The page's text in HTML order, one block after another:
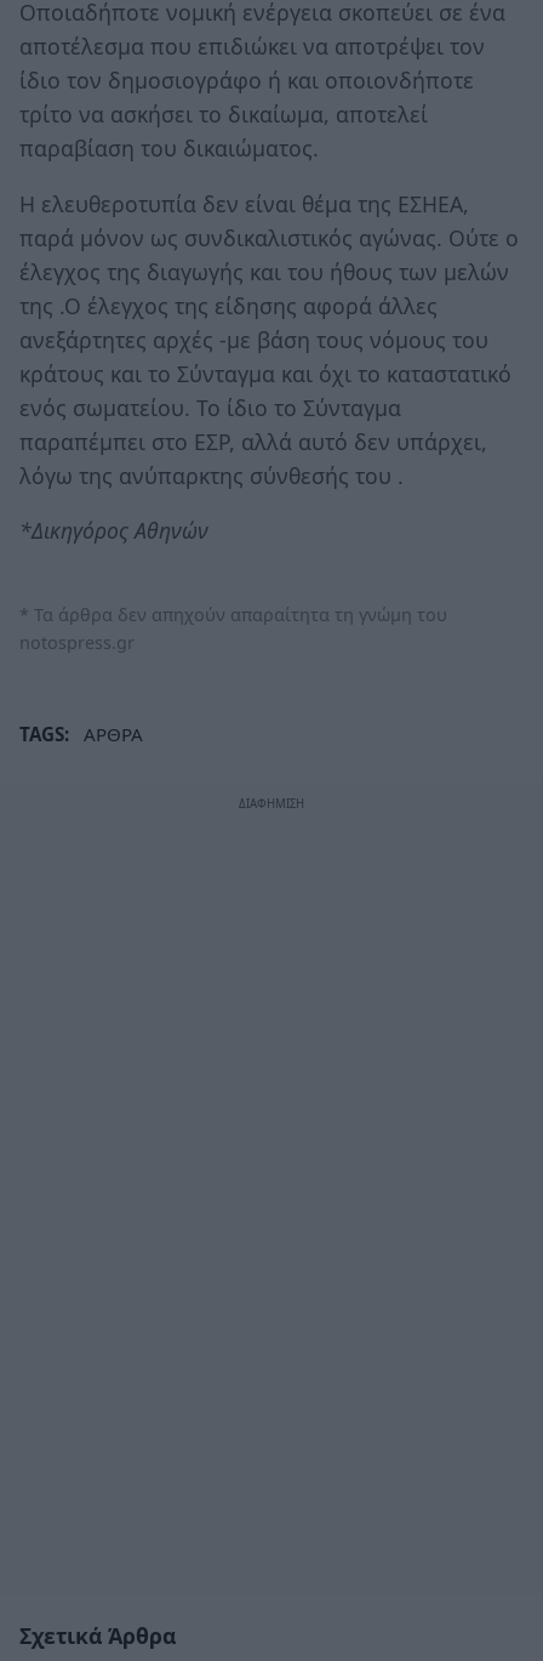
Οποιαδήποτε νομική ενέργεια σκοπεύει σε ένα
αποτέλεσμα που επιδιώκει να αποτρέψει τον
ίδιο τον δημοσιογράφο ή και οποιονδήποτε
τρίτο να ασκήσει το δικαίωμα, αποτελεί
παραβίαση του δικαιώματος.
Η ελευθεροτυπία δεν είναι θέμα της ΕΣΗΕΑ,
παρά μόνον ως συνδικαλιστικός αγώνας. Ούτε ο
έλεγχος της διαγωγής και του ήθους των μελών
της .Ο έλεγχος της είδησης αφορά άλλες
ανεξάρτητες αρχές -με βάση τους νόμους του
κράτους και το Σύνταγμα και όχι το καταστατικό
ενός σωματείου. Το ίδιο το Σύνταγμα
παραπέμπει στο ΕΣΡ, αλλά αυτό δεν υπάρχει,
λόγω της ανύπαρκτης σύνθεσής του .
*Δικηγόρος Αθηνών
* Τα άρθρα δεν απηχούν απαραίτητα τη γνώμη του
notospress.gr
TAGS: ΑΡΘΡΑ
Σχετικά Άρθρα